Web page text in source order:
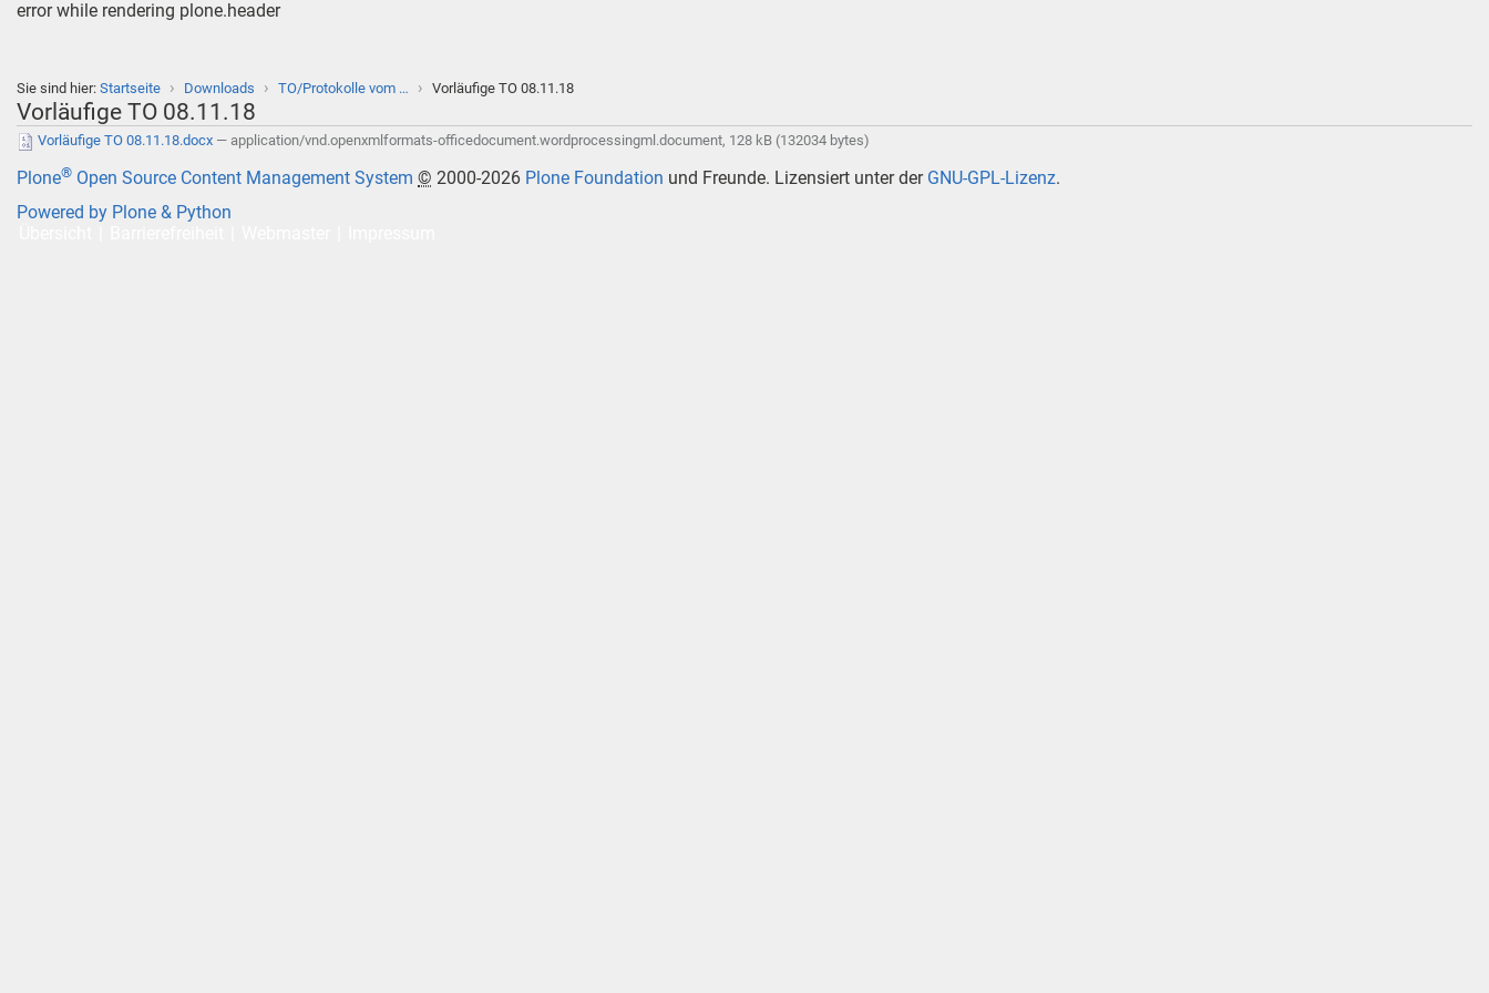
error while rendering plone.header
Sie sind hier: Startseite › Downloads › TO/Protokolle vom … › Vorläufige TO 08.11.18
Vorläufige TO 08.11.18
Vorläufige TO 08.11.18.docx — application/vnd.openxmlformats-officedocument.wordprocessingml.document, 128 kB (132034 bytes)
Plone® Open Source Content Management System © 2000-2026 Plone Foundation und Freunde. Lizensiert unter der GNU-GPL-Lizenz.
Powered by Plone & Python